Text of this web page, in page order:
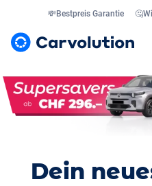
💸Bestpreis Garantie 🤔
Dein